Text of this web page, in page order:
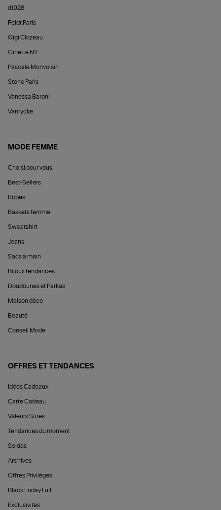
d1928
Feidt Paris
Gigi Clozeau
Ginette NY
Pascale Monvoisin
Stone Paris
Vanessa Baroni
Vanrycke
MODE FEMME
Choisi pour vous
Best-Sellers
Robes
Baskets femme
Sweatshirt
Jeans
Sacs à main
Bijoux tendances
Doudounes et Parkas
Maison déco
Beauté
Conseil Mode
OFFRES ET TENDANCES
Idées Cadeaux
Carte Cadeau
Valeurs Sûres
Tendances du moment
Soldes
Archives
Offres Privilèges
Black Friday Lulli
Exclusivités